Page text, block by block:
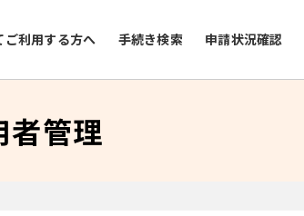
ご利用する方へ 手続き検索 申請状況確認
者管理